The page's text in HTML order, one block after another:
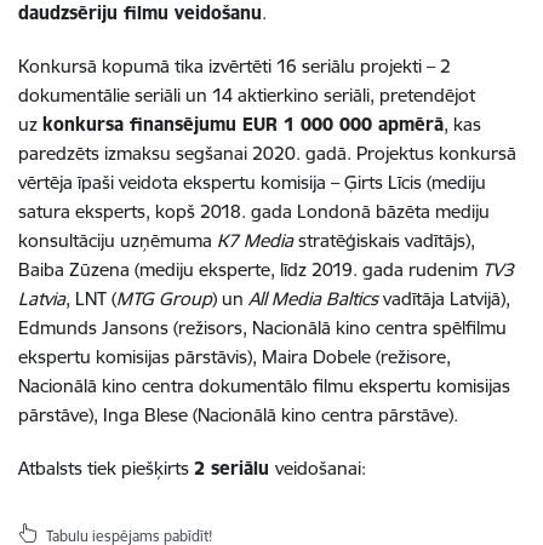
daudzsēriju filmu veidošanu.
Konkursā kopumā tika izvērtēti 16 seriālu projekti – 2
dokumentālie seriāli un 14 aktierkino seriāli, pretendējot
uz konkursa finansējumu EUR 1 000 000 apmērā, kas
paredzēts izmaksu segšanai 2020. gadā. Projektus konkursā
vērtēja īpaši veidota ekspertu komisija – Ģirts Līcis (mediju
satura eksperts, kopš 2018. gada Londonā bāzēta mediju
konsultāciju uzņēmuma K7 Mediastratēģiskais vadītājs),
Baiba Zūzena (mediju eksperte, līdz 2019. gada rudenim TV3
Latvia, LNT (MTG Group) un All Media Balticsvadītāja Latvijā),
Edmunds Jansons (režisors, Nacionālā kino centra spēlfilmu
ekspertu komisijas pārstāvis), Maira Dobele (režisore,
Nacionālā kino centra dokumentālo filmu ekspertu komisijas
pārstāve), Inga Blese (Nacionālā kino centra pārstāve).
Atbalsts tiek piešķirts 2 seriālu veidošanai:
Tabulu iespējams pabīdīt!